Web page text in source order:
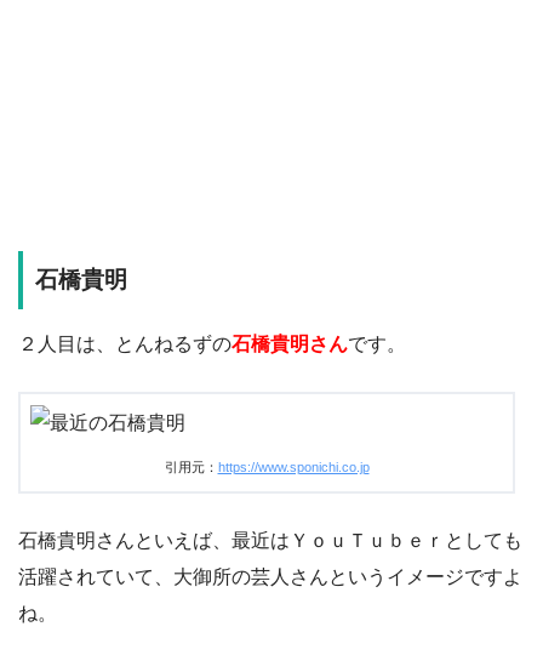
石橋貴明
２人目は、とんねるずの石橋貴明さんです。
引用元： https://www.sponichi.co.jp
石橋貴明さんといえば、最近はＹｏｕＴｕｂｅｒとしても
活躍されていて、大御所の芸人さんというイメージですよ
ね。